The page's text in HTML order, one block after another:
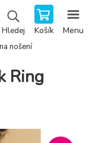
Hledej Košík Menu
nošení
Ring